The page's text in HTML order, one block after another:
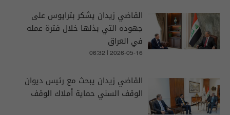
القاضي زيدان يشكر بترايوس على
جهوده التي بذلها خلال فترة عمله
في العراق
06:32 | 2026-05-16
القاضي زيدان يبحث مع رئيس ديوان
الوقف السني حماية أملاك الوقف